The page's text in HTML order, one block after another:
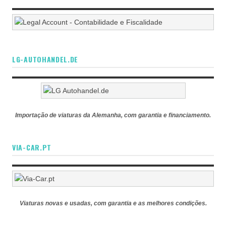
LG-AUTOHANDEL.DE
Importação de viaturas da Alemanha, com garantia e financiamento.
VIA-CAR.PT
Viaturas novas e usadas, com garantia e as melhores condições.